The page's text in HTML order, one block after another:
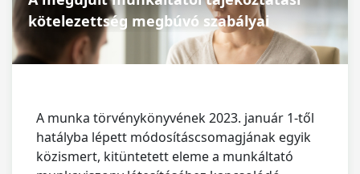
kötelezettség megbúvó szabályai
A munka törvénykönyvének 2023. január 1-től
hatályba lépett módosításcsomagjának egyik
közismert, kitüntetett eleme a munkáltató